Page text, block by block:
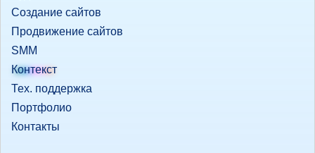
Создание сайтов
Продвижение сайтов
SMM
Контекст
Тех. поддержка
Портфолио
Контакты